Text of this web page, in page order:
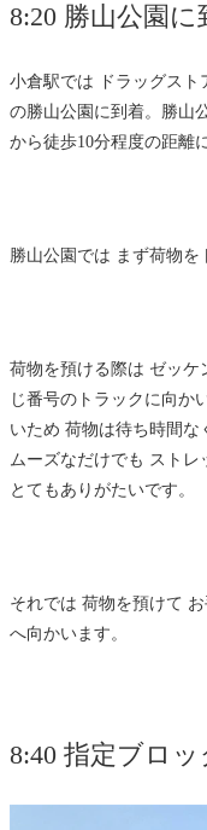
8:20 勝山公園に
小倉駅では ドラッグスト
の勝山公園に到着。勝山
から徒歩10分程度の距離
勝山公園では まず荷物を
荷物を預ける際は ゼッケ
じ番号のトラックに向か
いため 荷物は待ち時間な
ムーズなだけでも スト
とてもありがたいです。
それでは 荷物を預けて
へ向かいます。
8:40 指定ブロ